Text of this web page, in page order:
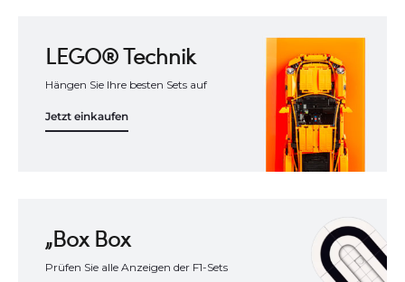
LEGO® Technik
Hängen Sie Ihre besten Sets auf
Jetzt einkaufen
„Box Box
Prüfen Sie alle Anzeigen der F1-Sets